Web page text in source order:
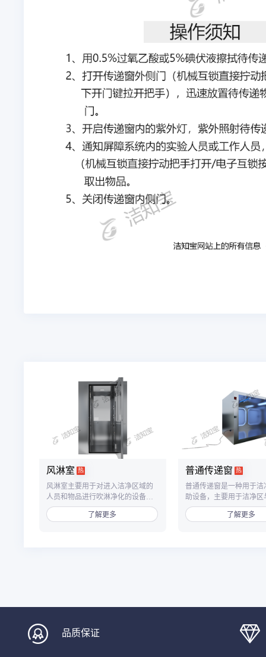
风淋室 热
风淋室主要用于对进入洁净区域的
人员和物品进行吹淋净化的设备，
单人双吹风淋室为双吹风设计，从
两个方向对人员全身进行快速吹
了解更多
普通传递窗 热
普通传递窗是一种用于洁
助设备，主要用于洁净区
之间、洁净区与非洁净
品传递，以减少洁净室的
了解更多
品质保证